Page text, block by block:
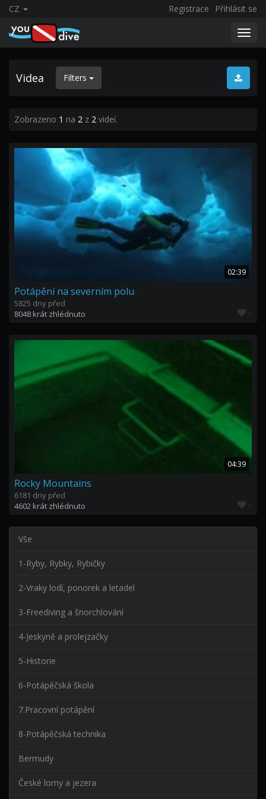
CZ Registrace Přihlásit se
Videa Filters
Zobrazeno 1 na 2 z 2 videí.
02:39
Potápění na severním polu
5825 dny před
8048 krát zhlédnuto
-
04:39
Rocky Mountains
6181 dny před
4602 krát zhlédnuto
-
Vše
1-Ryby, Rybky, Rybičky
2-Vraky lodí, ponorek a letadel
3-Freediving a šnorchlování
4-Jeskyně a prolejzačky
5-Historie
6-Potápěčská škola
7.Pracovní potápění
8-Potápěčská technika
Bermudy
České lomy a jezera